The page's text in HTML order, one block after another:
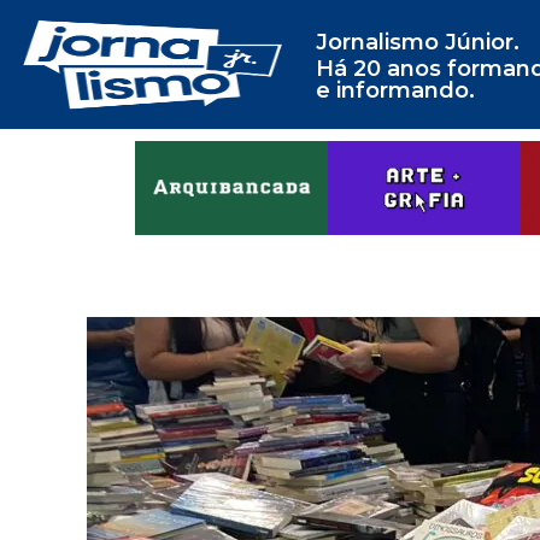
Jornalismo Júnior.
Há 20 anos
e informando.